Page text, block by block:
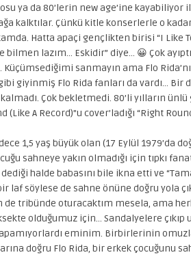
ya da 80’lerin new age’ine kayabiliyor
kalktılar. Çünkü kitle konserlerle o
Hatta apaçi gençlikten birisi “I Like
bilmen lazım… Eskidir” diye… 😀 Çok
Küçümsediğimi sanmayın ama Flo
giyinmiş Flo Rida fanları da vardı… Bir
Çok bekletmedi. 80’li yılların
(Like A Record)”u cover’ladığı “Right
1,5 yaş büyük olan (17 Eylül 1979’da
sahneye yakın olmadığı için tıpkı
dediği halde babasını bile ikna etti ve
laf söylese de sahne önüne doğru yola
tribünde oturacaktım mesela, ama
olduğumuz için… Sandalyelere
eminim. Birbirlerinin
doğru Flo Rida, bir erkek çocuğunu